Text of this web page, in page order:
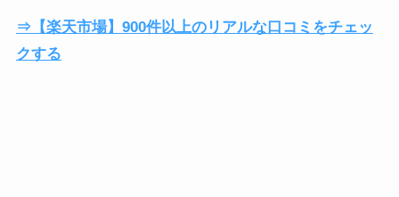
⇒【楽天市場】900件以上のリアルな口コミをチェッ
クする